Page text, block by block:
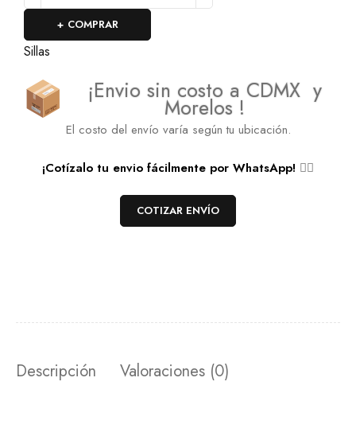
COMPRAR
Sillas
¡Envio sin costo a CDMX y
Morelos !
El costo del envío varía según tu ubicación.
¡Cotízalo tu envio fácilmente por WhatsApp! 👇🏻
COTIZAR ENVÍO
Descripción Valoraciones (0)